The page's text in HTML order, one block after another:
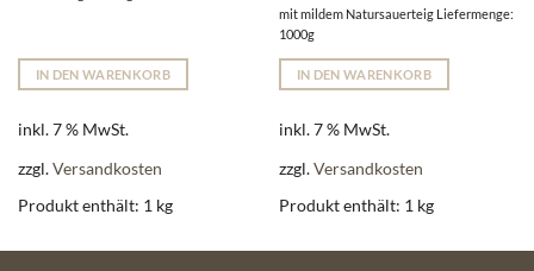
IN DEN WARENKORB
inkl. 7 % MwSt.
zzgl.Versandkosten
Produkt enthält: 1 kg
mit mildem Natursauerteig Liefermenge:
1000g
IN DEN WARENKORB
inkl. 7 % MwSt.
zzgl.Versandkosten
Produkt enthält: 1 kg